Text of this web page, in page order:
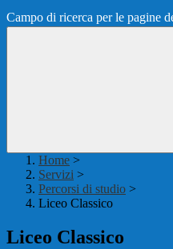
Campo di ricerca per le pagine
Home >
Servizi >
Percorsi di studio >
Liceo Classico
Liceo Classico